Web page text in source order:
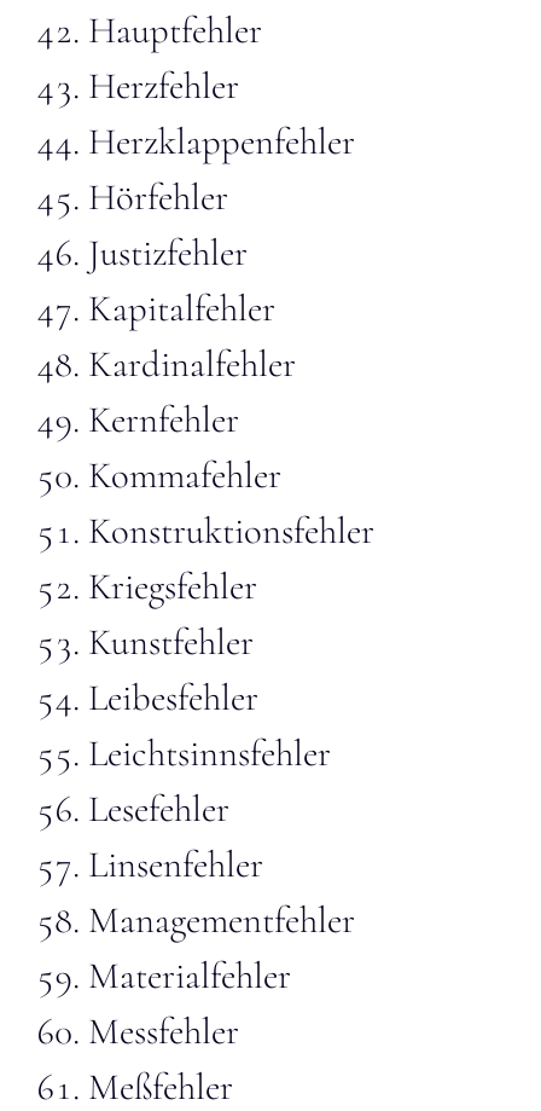
Hauptfehler
Herzfehler
Herzklappenfehler
Hörfehler
Justizfehler
Kapitalfehler
Kardinalfehler
Kernfehler
Kommafehler
Konstruktionsfehler
Kriegsfehler
Kunstfehler
Leibesfehler
Leichtsinnsfehler
Lesefehler
Linsenfehler
Managementfehler
Materialfehler
Messfehler
Meßfehler